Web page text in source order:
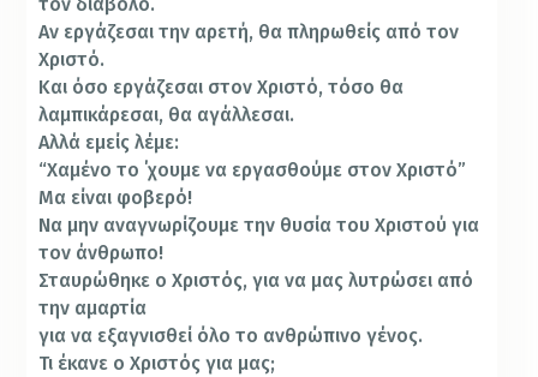
Αν εργάζεσαι την αρετή, θα πληρωθείς από τον
Χριστό.
Και όσο εργάζεσαι στον Χριστό, τόσο θα
λαμπικάρεσαι, θα αγάλλεσαι.
Αλλά εμείς λέμε:
“Χαμένο το ΄χουμε να εργασθούμε στον Χριστό”
Μα είναι φοβερό!
Να μην αναγνωρίζουμε την θυσία του Χριστού για
τον άνθρωπο!
Σταυρώθηκε ο Χριστός, για να μας λυτρώσει από
την αμαρτία
για να εξαγνισθεί όλο το ανθρώπινο γένος.
Τι έκανε ο Χριστός για μας;